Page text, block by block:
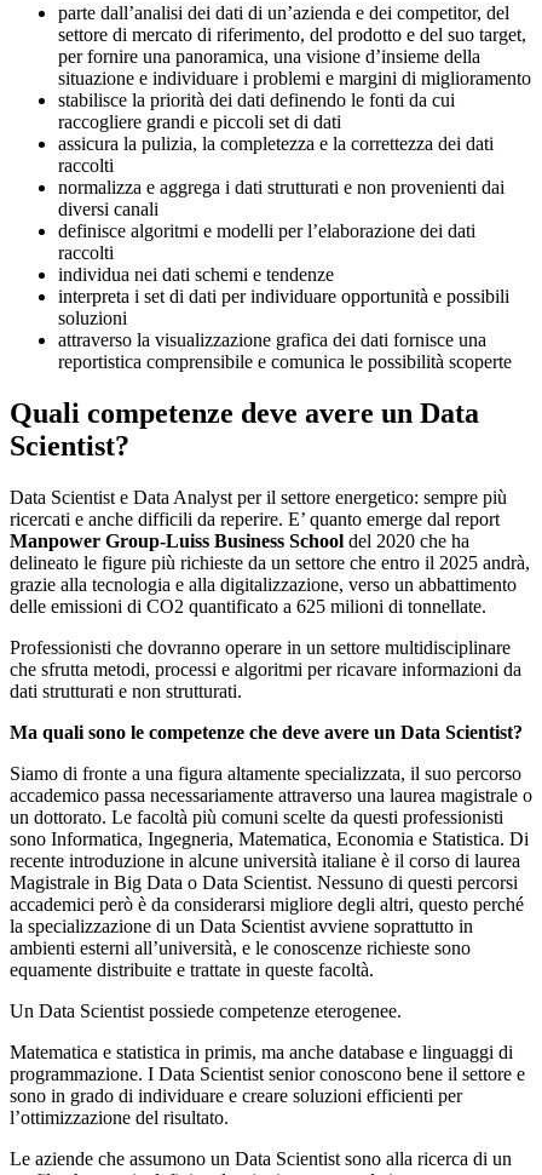
parte dall’analisi dei dati di un’azienda e dei competitor, del
settore di mercato di riferimento, del prodotto e del suo target,
per fornire una panoramica, una visione d’insieme della
situazione e individuare i problemi e margini di miglioramento
stabilisce la priorità dei dati definendo le fonti da cui
raccogliere grandi e piccoli set di dati
assicura la pulizia, la completezza e la correttezza dei dati
raccolti
normalizza e aggrega i dati strutturati e non provenienti dai
diversi canali
definisce algoritmi e modelli per l’elaborazione dei dati
raccolti
individua nei dati schemi e tendenze
interpreta i set di dati per individuare opportunità e possibili
soluzioni
attraverso la visualizzazione grafica dei dati fornisce una
reportistica comprensibile e comunica le possibilità scoperte
Quali competenze deve avere un Data
Scientist?
Data Scientist e Data Analyst per il settore energetico: sempre più
ricercati e anche difficili da reperire. E’ quanto emerge dal report
Manpower Group-Luiss Business School del 2020 che ha
delineato le figure più richieste da un settore che entro il 2025 andrà,
grazie alla tecnologia e alla digitalizzazione, verso un abbattimento
delle emissioni di CO2 quantificato a 625 milioni di tonnellate.
Professionisti che dovranno operare in un settore multidisciplinare
che sfrutta metodi, processi e algoritmi per ricavare informazioni da
dati strutturati e non strutturati.
Ma quali sono le competenze che deve avere un Data Scientist?
Siamo di fronte a una figura altamente specializzata, il suo percorso
accademico passa necessariamente attraverso una laurea magistrale o
un dottorato. Le facoltà più comuni scelte da questi professionisti
sono Informatica, Ingegneria, Matematica, Economia e Statistica. Di
recente introduzione in alcune università italiane è il corso di laurea
Magistrale in Big Data o Data Scientist. Nessuno di questi percorsi
accademici però è da considerarsi migliore degli altri, questo perché
la specializzazione di un Data Scientist avviene soprattutto in
ambienti esterni all’università, e le conoscenze richieste sono
equamente distribuite e trattate in queste facoltà.
Un Data Scientist possiede competenze eterogenee.
Matematica e statistica in primis, ma anche database e linguaggi di
programmazione. I Data Scientist senior conoscono bene il settore e
sono in grado di individuare e creare soluzioni efficienti per
l’ottimizzazione del risultato.
Le aziende che assumono un Data Scientist sono alla ricerca di un